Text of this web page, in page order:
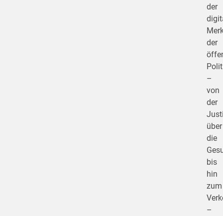
der
der
–
von
der
über
die
bis
hin
zum
–